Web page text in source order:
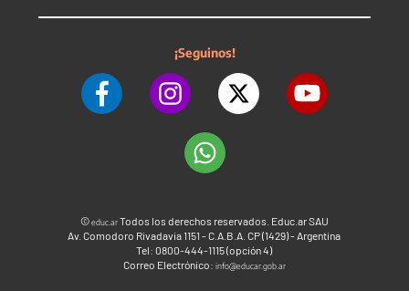
¡Seguinos!
©educ.arTodos los derechos reservados. Educ.ar SAU
Av. Comodoro Rivadavia 1151 - C.A.B.A. CP (1429) - Argentina
Tel: 0800-444-1115 (opción 4)
Correo Electrónico: info@educar.gob.ar